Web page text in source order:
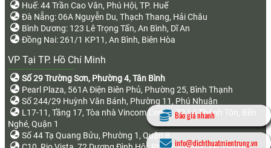
Huế: 44 Trần Cao Vân, Phú Hội, TP. Huế
Đà Nẵng: 06A Nguyễn Du, Thạch Thang, Hải Châu
Bình Dương: 123 Lê Trọng Tấn, An Bình, Dĩ An
Đồng Nai: 261/1 KP11, An Bình, Biên Hòa
VP Tại TP. Hồ Chí Minh
Số 29 Trường Sơn, Phường 4, Tân Bình
Pearl Plaza, 561A Điện Biên Phủ, Phường 25, Bình Thạnh
Số 244/29 Huỳnh Văn Bánh, Phường 11, Phú Nhuận
L17-11, Tầng 17, Tòa nhà Vincom Center, 72 Lê Thánh Tôn, Bến
Nghé, Quận 1
Số 44 Tạ Quang Bửu, Phường 1, Quận 8
Báo giá nhanh
info@dichthuatmientrung.vn